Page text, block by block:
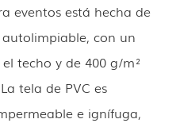
eventos está hecha de
con un
techo y de 400 g/m²
tela de PVC es
e ignífuga,